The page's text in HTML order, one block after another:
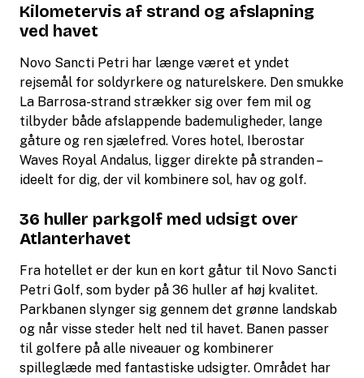
Kilometervis af strand og afslapning
ved havet
Novo Sancti Petri har længe været et yndet
rejsemål for soldyrkere og naturelskere. Den smukke
La Barrosa-strand strækker sig over fem mil og
tilbyder både afslappende bademuligheder, lange
gåture og ren sjælefred. Vores hotel, Iberostar
Waves Royal Andalus, ligger direkte på stranden –
ideelt for dig, der vil kombinere sol, hav og golf.
36 huller parkgolf med udsigt over
Atlanterhavet
Fra hotellet er der kun en kort gåtur til Novo Sancti
Petri Golf, som byder på 36 huller af høj kvalitet.
Parkbanen slynger sig gennem det grønne landskab
og når visse steder helt ned til havet. Banen passer
til golfere på alle niveauer og kombinerer
spilleglæde med fantastiske udsigter. Området har